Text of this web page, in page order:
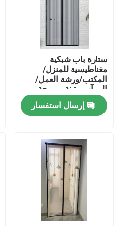
المنتجات
حول بنا
ضبط الجودة
ستارة باب شبكية
مغناطيسية للمنزل/
المكتب/ورشة العمل/
المرآب متينة ومريحة
بفتحات مغناطيسية
إرسال استفسار